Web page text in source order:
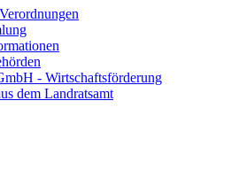
- Wirtschaftsförderung
dem Landratsamt